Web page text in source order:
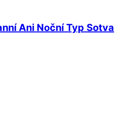
Ani Noční Typ Sotva